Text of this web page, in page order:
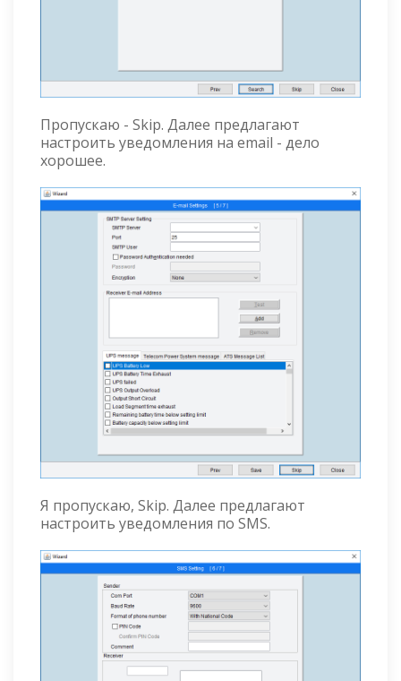
Пропускаю - Skip. Далее предлагают
настроить уведомления на email - дело
хорошее.
Я пропускаю, Skip. Далее предлагают
настроить уведомления по SMS.